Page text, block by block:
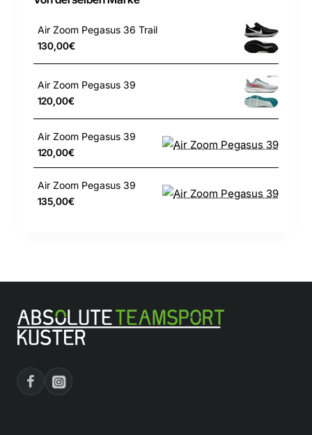
Air Zoom Pegasus 36 Trail
130,00€
Air Zoom Pegasus 39
120,00€
Air Zoom Pegasus 39
120,00€
Air Zoom Pegasus 39
135,00€